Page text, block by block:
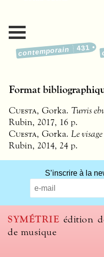
contemporain 431
Format
Cuesta, Gorka. Turris
Rubin, 2017, 16 p.
Cuesta, Gorka. Le
Rubin, 2014, 24 p.
we
use
to
name
S’inscrire à la
SYMÉTRIE édition
de musique